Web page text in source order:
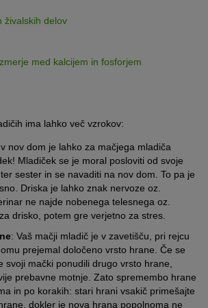
živalskih delov
med kalcijem in fosforjem
ima lahko več vzrokov:
nov dom je lahko za mačjega mladiča
Mladiček se je moral posloviti od svoje
sester in se navaditi na nov dom. To pa je
Driska je lahko znak nervoze oz.
ne najde nobenega telesnega oz.
drisko, potem gre verjetno za stres.
: Vaš mačji mladič je v zavetišču, pri rejcu
prejemal določeno vrsto hrane. Če se
svoji mački ponudili drugo vrsto hrane,
prebavne motnje. Zato spremembo hrane
in po korakih: stari hrani vsakič primešajte
dokler je nova hrana popolnoma ne